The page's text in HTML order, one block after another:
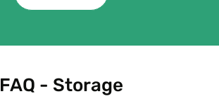
FAQ - Storage